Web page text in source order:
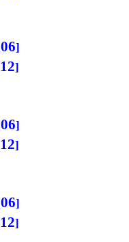
06
12
06
12
06
12